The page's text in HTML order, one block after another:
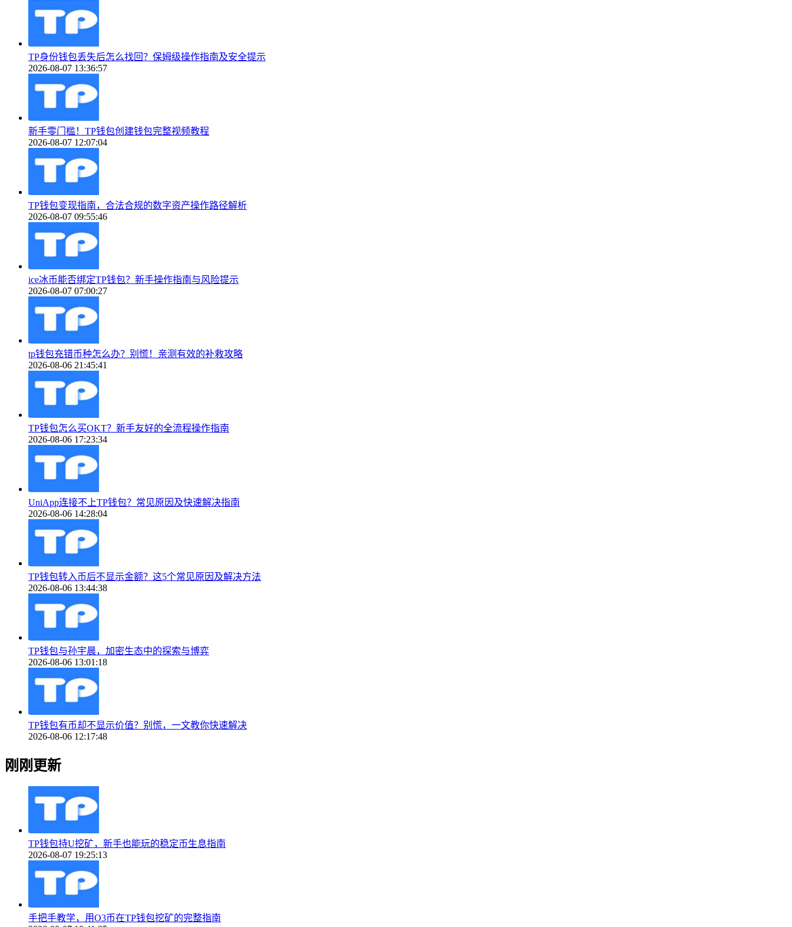
TP身份钱包丢失后怎么找回？保姆级操作指南及安全提示
2026-08-07 13:36:57
新手零门槛！TP钱包创建钱包完整视频教程
2026-08-07 12:07:04
TP钱包变现指南，合法合规的数字资产操作路径解析
2026-08-07 09:55:46
ice冰币能否绑定TP钱包？新手操作指南与风险提示
2026-08-07 07:00:27
tp钱包充错币种怎么办？别慌！亲测有效的补救攻略
2026-08-06 21:45:41
TP钱包怎么买OKT？新手友好的全流程操作指南
2026-08-06 17:23:34
UniApp连接不上TP钱包？常见原因及快速解决指南
2026-08-06 14:28:04
TP钱包转入币后不显示金额？这5个常见原因及解决方法
2026-08-06 13:44:38
TP钱包与孙宇晨，加密生态中的探索与博弈
2026-08-06 13:01:18
TP钱包有币却不显示价值？别慌，一文教你快速解决
2026-08-06 12:17:48
刚刚更新
TP钱包持U挖矿，新手也能玩的稳定币生息指南
2026-08-07 19:25:13
手把手教学，用O3币在TP钱包挖矿的完整指南